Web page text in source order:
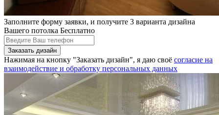
Заполните форму заявки, и получите 3 варианта дизайна
Вашего потолка Бесплатно
Нажимая на кнопку "Заказать дизайн", я даю своё согласие на
взаимодействие и обработку персональных данных